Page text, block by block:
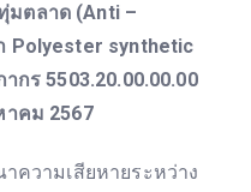
มตลาด (Anti –
Polyester synthetic
ร 5503.20.00.00.00
าคม 2567
ความเสียหายระหว่าง